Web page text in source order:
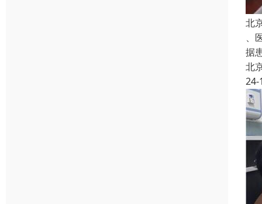
北
、
据
北
24-